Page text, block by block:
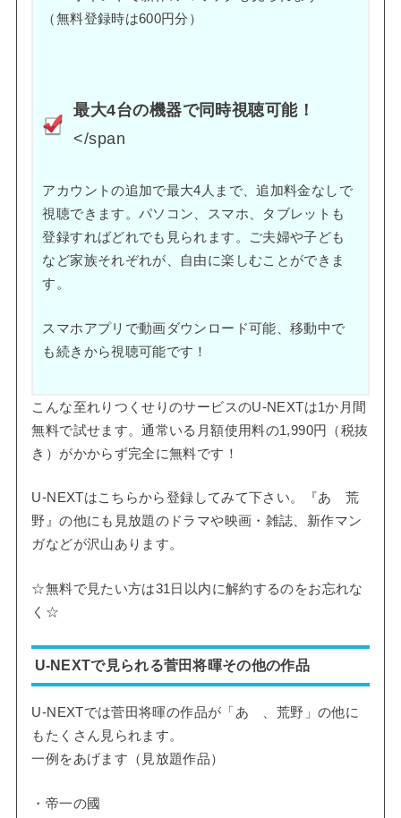
（無料登録時は600円分）
最大4台の機器で同時視聴可能！
</span
アカウントの追加で最大4人まで、追加料金なしで
視聴できます。パソコン、スマホ、タブレットも
登録すればどれでも見られます。ご夫婦や子ども
など家族それぞれが、自由に楽しむことができま
す。
スマホアプリで動画ダウンロード可能、移動中で
も続きから視聴可能です！
こんな至れりつくせりのサービスのU-NEXTは1か月間
無料で試せます。通常いる月額使用料の1,990円（税抜
き）がかからず完全に無料です！
U-NEXTはこちらから登録してみて下さい。『あゝ荒
野』の他にも見放題のドラマや映画・雑誌、新作マン
ガなどが沢山あります。
☆無料で見たい方は31日以内に解約するのをお忘れな
く☆
U-NEXTで見られる菅田将暉その他の作品
U-NEXTでは菅田将暉の作品が「あゝ、荒野」の他に
もたくさん見られます。
一例をあげます（見放題作品）
・帝一の國